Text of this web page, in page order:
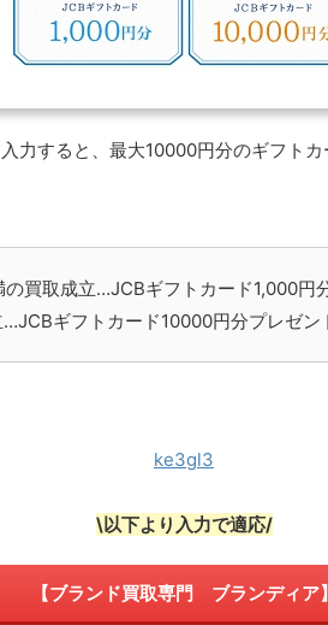
力すると、最大10000円分のギフトカ
買取成立…JCBギフトカード1,000円
ギフトカード10000円分プレゼン
ke3gl3
\以下より入力で適応/
【ブランド買取専門 ブランディア】